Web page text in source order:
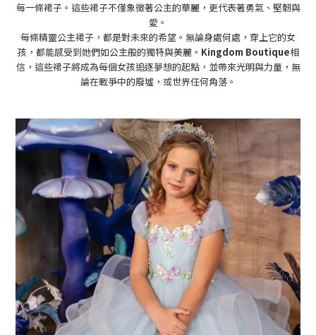
每一條裙子。這些裙子不僅象徵著公主的華麗，更代表著勇氣、堅韌與
愛。
每條精靈公主裙子，都是對未來的希望。無論身處何處，穿上它的女
孩，都能感受到她們如公主般的獨特與美麗。 Kingdom Boutique相
信，這些裙子將成為每個女孩追逐夢想的起點，並帶來光明與力量，無
論在戰爭中的廢墟，或世界任何角落。